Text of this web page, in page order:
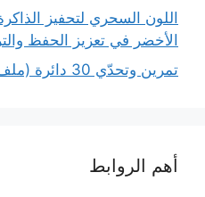
اللون السحري لتحفيز
الأخضر في تعزيز الحفظ
تمرين وتحدّي 30 دائرة (ملف مجاني جاهز للطباعة)
أهم الروابط